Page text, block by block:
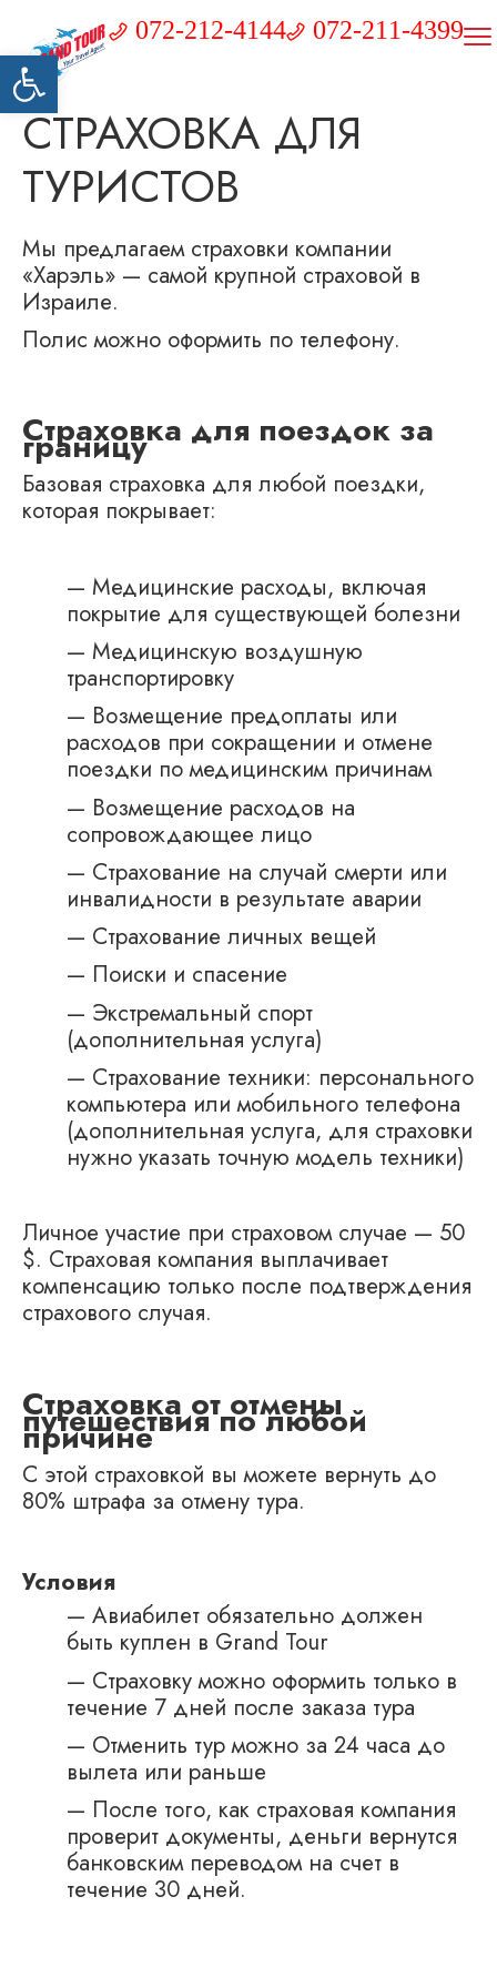
Открыть панель инструментов
072-212-4144 072-211-4399
СТРАХОВКА ДЛЯ
ТУРИСТОВ
Мы предлагаем страховки компании
«Харэль» — самой крупной страховой в
Израиле.
Полис можно оформить по телефону.
Страховка для поездок за
границу
Базовая страховка для любой поездки,
которая покрывает:
— Медицинские расходы, включая
покрытие для существующей болезни
— Медицинскую воздушную
транспортировку
— Возмещение предоплаты или
расходов при сокращении и отмене
поездки по медицинским причинам
— Возмещение расходов на
сопровождающее лицо
— Страхование на случай смерти или
инвалидности в результате аварии
— Страхование личных вещей
— Поиски и спасение
— Экстремальный спорт
(дополнительная услуга)
— Страхование техники: персонального
компьютера или мобильного телефона
(дополнительная услуга, для страховки
нужно указать точную модель техники)
Личное участие при страховом случае — 50
$. Страховая компания выплачивает
компенсацию только после подтверждения
страхового случая.
Страховка от отмены
путешествия по любой
причине
С этой страховкой вы можете вернуть до
80% штрафа за отмену тура.
Условия
— Авиабилет обязательно должен
быть куплен в Grand Tour
— Страховку можно оформить только в
течение 7 дней после заказа тура
— Отменить тур можно за 24 часа до
вылета или раньше
— После того, как страховая компания
проверит документы, деньги вернутся
банковским переводом на счет в
течение 30 дней.